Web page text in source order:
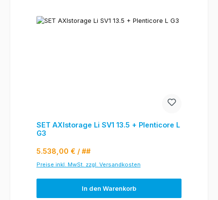
SET AXIstorage Li SV1 13.5 + Plenticore L
G3
Regulärer Preis:
5.538,00 € / ##
Preise inkl. MwSt. zzgl. Versandkosten
In den Warenkorb